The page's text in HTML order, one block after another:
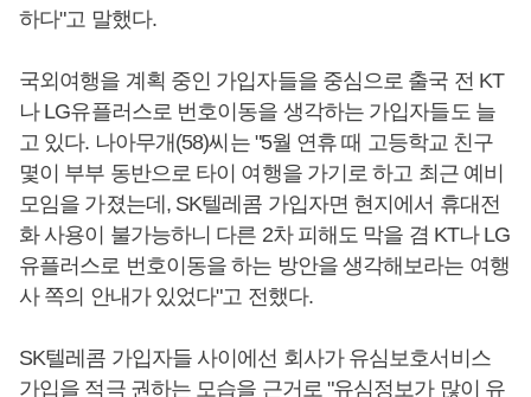
하다"고 말했다.
국외여행을 계획 중인 가입자들을 중심으로 출국 전 KT
나 LG유플러스로 번호이동을 생각하는 가입자들도 늘
고 있다. 나아무개(58)씨는 "5월 연휴 때 고등학교 친구
몇이 부부 동반으로 타이 여행을 가기로 하고 최근 예비
모임을 가졌는데, SK텔레콤 가입자면 현지에서 휴대전
화 사용이 불가능하니 다른 2차 피해도 막을 겸 KT나 LG
유플러스로 번호이동을 하는 방안을 생각해보라는 여행
사 쪽의 안내가 있었다"고 전했다.
SK텔레콤 가입자들 사이에선 회사가 유심보호서비스
가입을 적극 권하는 모습을 근거로 "유심정보가 많이 유